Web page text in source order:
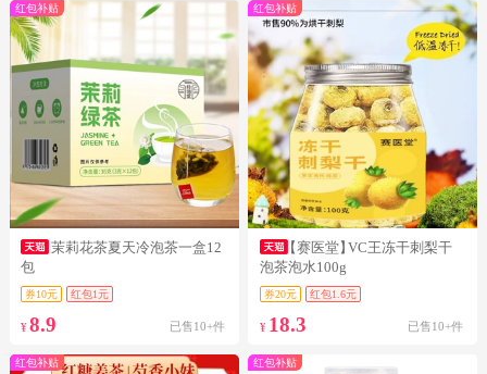
红包补贴
茉莉花茶夏天冷泡茶一盒12
包
券10元 红包1元
¥ 8.9 已售10+件
红包补贴
【赛医堂】VC王冻干刺梨干
泡茶泡水100g
券20元 红包1.6元
¥ 18.3 已售10+件
红包补贴 红包补贴